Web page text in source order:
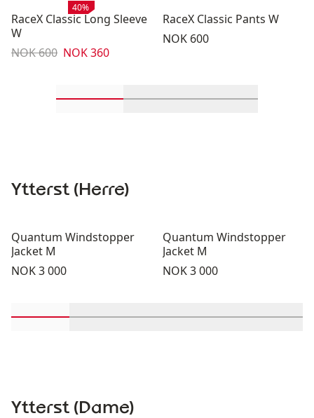
Salg:
40%
RaceX Classic Long Sleeve
W
Originalpris:
NOK 600 Salgspris
NOK 360
RaceX Classic Pants W
Pris:
NOK 600
Ytterst (Herre)
Quantum Windstopper
Jacket M
Pris:
NOK 3 000
Quantum Windstopper
Jacket M
Pris:
NOK 3 000
Ytterst (Dame)